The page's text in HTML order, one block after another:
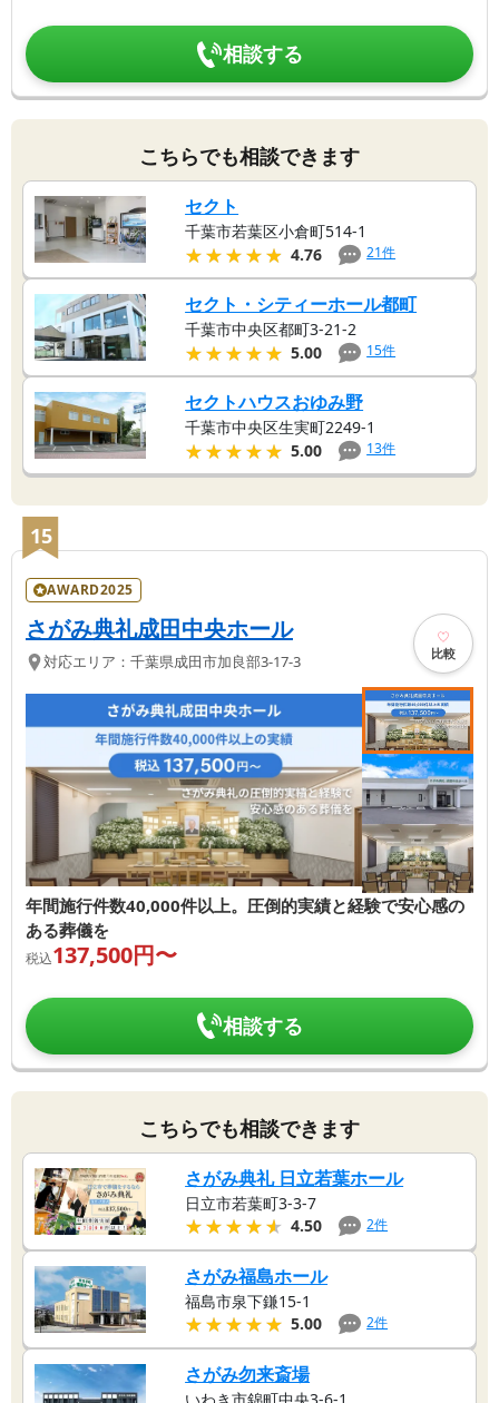
相談する
こちらでも相談できます
セクト
千葉市若葉区小倉町514-1
★★★★★
★★★★★ 4.76 21件
セクト・シティーホール都町
千葉市中央区都町3-21-2
★★★★★
★★★★★ 5.00 15件
セクトハウスおゆみ野
千葉市中央区生実町2249-1
★★★★★
★★★★★ 5.00 13件
15
AWARD2025
さがみ典礼成田中央ホール
対応エリア： 千葉県成田市加良部3-17-3 比較
年間施行件数40,000件以上。圧倒的実績と経験で安心感の
ある葬儀を
税込137,500円〜
相談する
こちらでも相談できます
さがみ典礼 日立若葉ホール
日立市若葉町3-3-7
★★★★★
★★★★★ 4.50 2件
さがみ福島ホール
福島市泉下鎌15-1
★★★★★
★★★★★ 5.00 2件
さがみ勿来斎場
いわき市錦町中央3-6-1